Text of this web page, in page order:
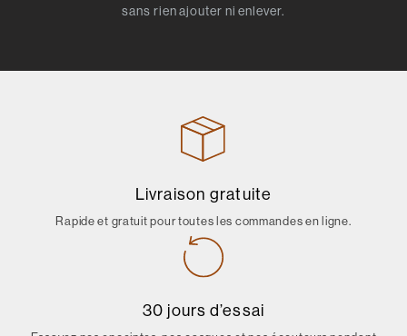
sans rien ajouter ni enlever.
Livraison gratuite
Rapide et gratuit pour toutes les commandes en ligne.
30 jours d’essai